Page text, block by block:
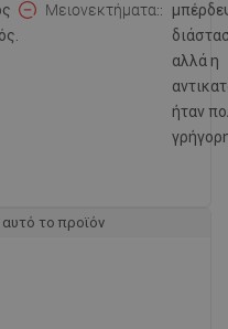
Μειονεκτήματα:
αλλά η
ήταν
το προϊόν